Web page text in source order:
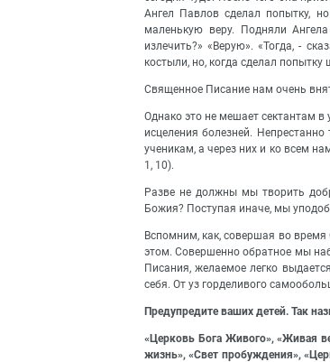
Ангел Павлов сделал попытку,
маленькую веру. Подняли
излечить?» «Верую». «Тогда, -
костыли, но, когда сделал
Священное Писание нам очень
Однако это не мешает сектантам в
исцеления болезней.
ученикам, а через них и ко всем
1, 10).
Разве не должны мы творить
Божия? Поступая иначе, мы
Вспомним, как, совершая во
этом. Совершенно обратное мы
Писания, желаемое легко
себя. От уз горделивого
Предупредите ваших детей. Так
«Церковь Бога Живого», «Живая
жизнь», «Свет пробуждения»,